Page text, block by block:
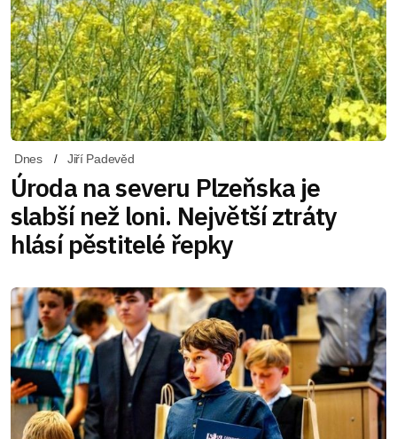
Dnes Jiří Padevěd
Úroda na severu Plzeňska je
slabší než loni. Největší ztráty
hlásí pěstitelé řepky